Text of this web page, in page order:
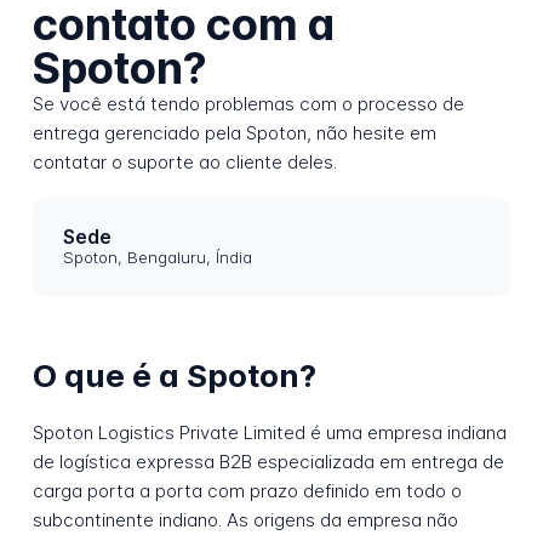
contato com a
Spoton?
Se você está tendo problemas com o processo de
entrega gerenciado pela Spoton, não hesite em
contatar o suporte ao cliente deles.
Sede
Spoton, Bengaluru, Índia
O que é a Spoton?
Spoton Logistics Private Limited é uma empresa indiana
de logística expressa B2B especializada em entrega de
carga porta a porta com prazo definido em todo o
subcontinente indiano. As origens da empresa não